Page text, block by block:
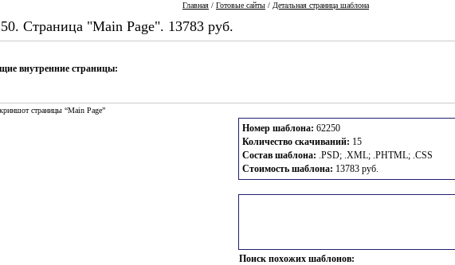
Главная / Готовые сайты / Детальная страница шаблона
Страница "Main Page". 13783 руб.
внутренние страницы:
страницы “Main Page”
Номер шаблона: 62250
Количество скачиваний: 15
Состав шаблона: .PSD; .XML; .PHTML; .CSS
Стоимость шаблона: 13783 руб.
Поиск похожих шаблонов: